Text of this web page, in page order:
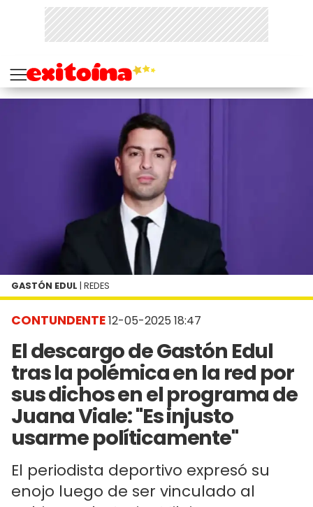
CONTUNDENTE12-05-2025 18:47
El descargo de Gastón Edul
tras la polémica en la red por
sus dichos en el programa de
Juana Viale: "Es injusto
usarme políticamente"
El periodista deportivo expresó su
enojo luego de ser vinculado al
GASTÓN EDUL | REDES